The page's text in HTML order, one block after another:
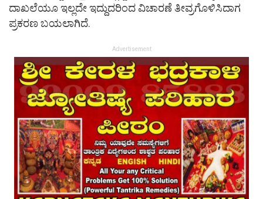
ದಾಖಲೆಯೂ ಇಲ್ಲದೇ ಇದ್ದುದರಿಂದ ವಿಚಾರಣೆ ತೀವ್ರಗೊಳಿಸಿದಾಗ
ಪ್ರಕರಣ ಬಯಲಾಗಿದೆ.
Advertisement